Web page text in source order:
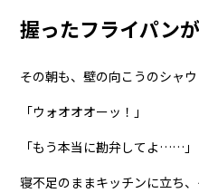
握ったフライパン
その朝も、壁の向こうのシャ
「ウォオオオーッ！」
「もう本当に勘弁してよ……」
寝不足のままキッチンに立ち